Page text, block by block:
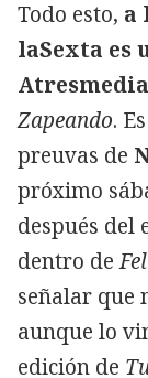
Todo esto, a
laSexta es
Atresmedia
Zapeando.
preuvas de
próximo
después del
dentro de
señalar que
aunque lo
edición de